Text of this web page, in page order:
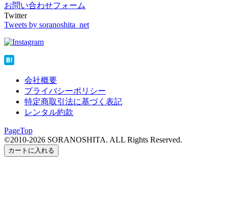
お問い合わせフォーム
Twitter
Tweets by soranoshita_net
会社概要
プライバシーポリシー
特定商取引法に基づく表記
レンタル約款
PageTop
©2010-2026 SORANOSHITA. ALL Rights Reserved.
カートに入れる